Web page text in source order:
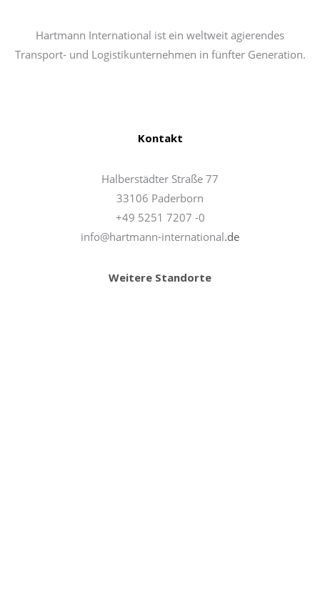
Hartmann International ist ein weltweit agierendes
Transport- und Logistikunternehmen in fünfter Generation.
Kontakt
Halberstädter Straße 77
33106 Paderborn
+49 5251 7207 -0
info@hartmann-international.de
Weitere Standorte